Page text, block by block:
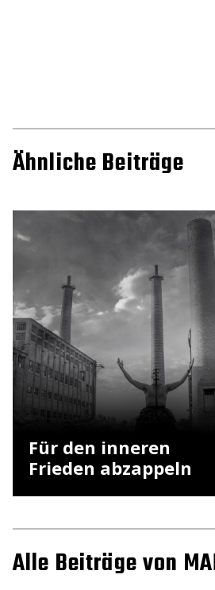
Ähnliche Beiträge
Für den inneren
Frieden abzappeln
Alle Beiträge von